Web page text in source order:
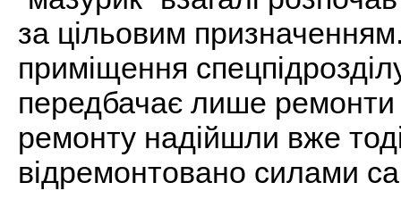
за цільовим
приміщення
передбачає лише
ремонту надійшли вже
відремонтовано силами